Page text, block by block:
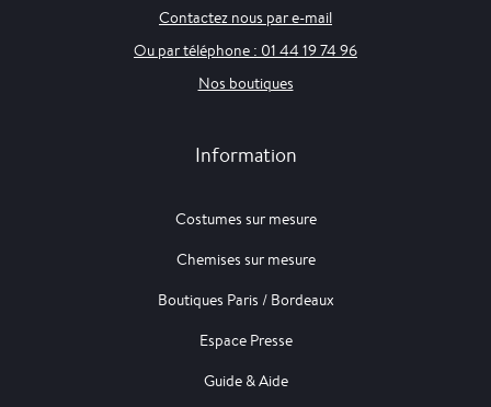
Contactez nous par e-mail
Ou par téléphone : 01 44 19 74 96
Nos boutiques
Information
Costumes sur mesure
Chemises sur mesure
Boutiques Paris / Bordeaux
Espace Presse
Guide & Aide